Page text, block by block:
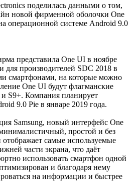
поделилась данными о том,
новой фирменной оболочки One
операционной системе Android 9.0
представила One UI в ноябре
для производителей SDC 2018 в
смартфонами, на которые можно
One UI будут флагманские
S9+. Компания планирует
9.0 Pie в январе 2019 года.
Samsung, новый интерфейс One
простой и без
самые используемые
части экрана, что даёт
использовать смартфон одной
и благодаря нему
на информации и быстрее